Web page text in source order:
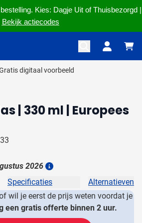
Kies: Dagje Uit of Thuisbezorgd |
Bekijk actiecodes
digitaal voorbeeld
| 330 ml | Europees
2026
Specificaties
Alternatieven
wil je eerst de prijs weten voordat je
een gratis offerte binnen 2 uur.